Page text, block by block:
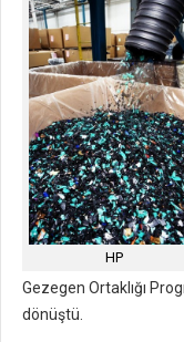
HP
Gezegen Ortaklığı
dönüştü.